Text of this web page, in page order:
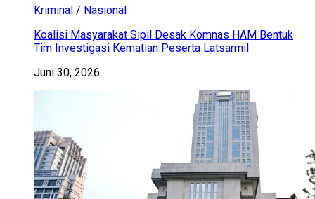
Kriminal / Nasional
Koalisi Masyarakat Sipil Desak Komnas HAM Bentuk
Tim Investigasi Kematian Peserta Latsarmil
Juni 30, 2026